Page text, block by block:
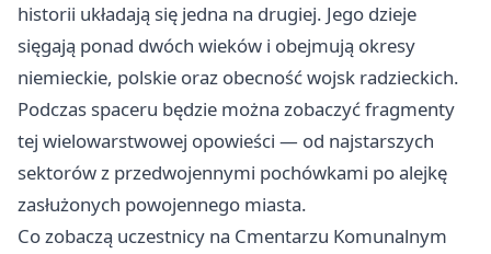
historii układają się jedna na drugiej. Jego dzieje
sięgają ponad dwóch wieków i obejmują okresy
niemieckie, polskie oraz obecność wojsk radzieckich.
Podczas spaceru będzie można zobaczyć fragmenty
tej wielowarstwowej opowieści — od najstarszych
sektorów z przedwojennymi pochówkami po alejkę
zasłużonych powojennego miasta.
Co zobaczą uczestnicy na Cmentarzu Komunalnym